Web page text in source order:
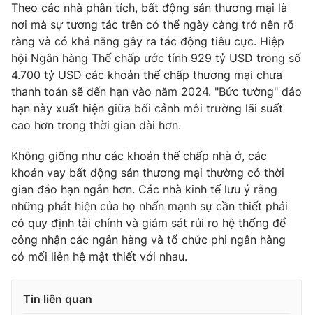
Photo Infographic
Video Shorts video
VTV Money VTV Thể thao
VTV Sức khoẻ Bất động sản
Thị trường 24h Tấm lòng Việt
VTV4 Vươn mình bằng AI
Liên hệ tòa soạn
Theo các nhà phân tích, bất động sản thương mại là
nơi mà sự tương tác trên có thể ngày càng trở nên rõ
ràng và có khả năng gây ra tác động tiêu cực. Hiệp
hội Ngân hàng Thế chấp ước tính 929 tỷ USD trong số
4.700 tỷ USD các khoản thế chấp thương mại chưa
thanh toán sẽ đến hạn vào năm 2024. "Bức tường" đáo
hạn này xuất hiện giữa bối cảnh môi trường lãi suất
cao hơn trong thời gian dài hơn.
Không giống như các khoản thế chấp nhà ở, các
khoản vay bất động sản thương mại thường có thời
gian đáo hạn ngắn hơn. Các nhà kinh tế lưu ý rằng
những phát hiện của họ nhấn mạnh sự cần thiết phải
có quy định tài chính và giám sát rủi ro hệ thống để
công nhận các ngân hàng và tổ chức phi ngân hàng
có mối liên hệ mật thiết với nhau.
Tin liên quan